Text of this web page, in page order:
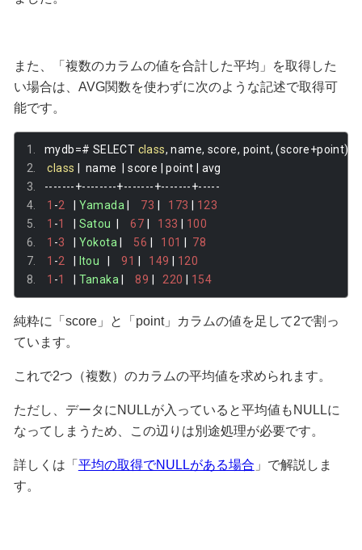
また、「複数のカラムの値を合計した平均」を取得した
い場合は、AVG関数を使わずに次のような記述で取得可
能です。
mydb=# SELECT class, name, score, point, (score+point)/
class
  name
score point
avg
-------+--------+-------+-------+-----
1 -2 Yamada 73 173
123
1 -1 Satou 67 133
100
1 -3 Yokota 56 101
78
1 -2 Itou 91 149
120
1 -1 Tanaka 89 220 154
純粋に「score」と「point」カラムの値を足して2で割っ
ています。
これで2つ（複数）のカラムの平均値を求められます。
ただし、データにNULLが入っていると平均値もNULLに
なってしまうため、この辺りは別途処理が必要です。
詳しくは「 平均の取得でNULLがある場合 」で解説しま
す。